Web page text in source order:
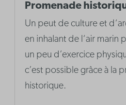
Promenade
Un peut de culture et
en inhalant de l‘air marin
un peu d’exercice
c’est possible grâce à la
historique.